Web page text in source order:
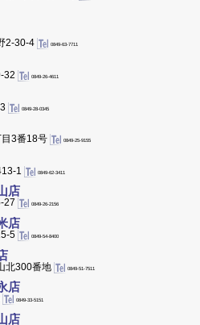
2-30-4 0849-63-7711
32 0849-26-4611
0849-28-0345
3番18号 0849-25-9155
1 0849-62-3411
店
27 0849-26-2156
店
5 0849-54-8400
北300番地 0849-51-7511
店
0849-33-5151
店